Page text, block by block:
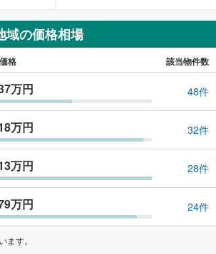
域の価格相場
格 該当物件数
万円 48件
万円 32件
万円 28件
万円 24件
ます。